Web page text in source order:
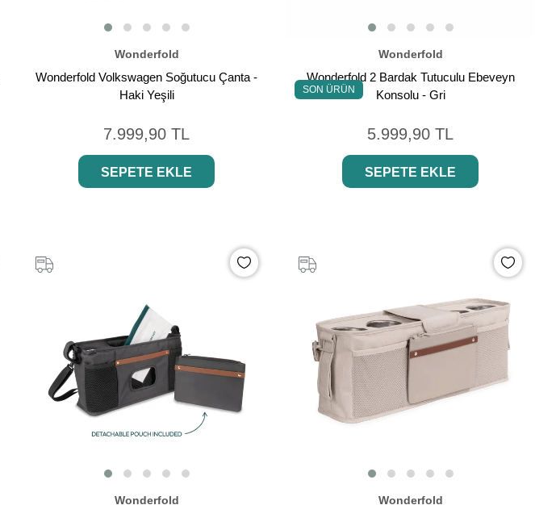
Wonderfold
Wonderfold Volkswagen Soğutucu Çanta -
Haki Yeşili
7.999,90 TL
SEPETE EKLE
Wonderfold
Wonderfold 2 Bardak Tutuculu Ebeveyn
Konsolu - Gri
5.999,90 TL
SON ÜRÜN
SEPETE EKLE
Wonderfold Wonderfold